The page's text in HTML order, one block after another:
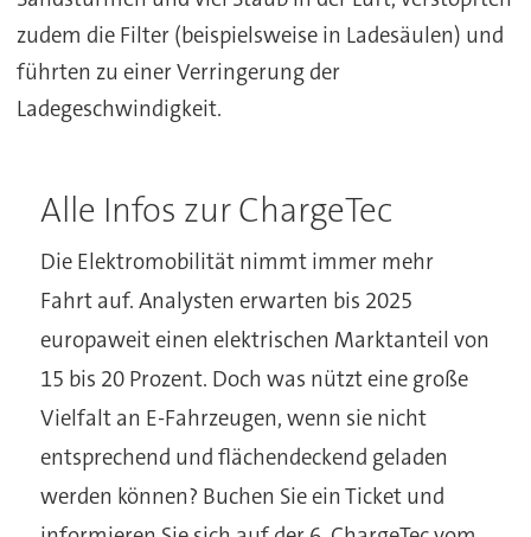
zudem die Filter (beispielsweise in Ladesäulen) und
führten zu einer Verringerung der
Ladegeschwindigkeit.
Alle Infos zur ChargeTec
Die Elektromobilität nimmt immer mehr
Fahrt auf. Analysten erwarten bis 2025
europaweit einen elektrischen Marktanteil von
15 bis 20 Prozent. Doch was nützt eine große
Vielfalt an E-Fahrzeugen, wenn sie nicht
entsprechend und flächendeckend geladen
werden können? Buchen Sie ein Ticket und